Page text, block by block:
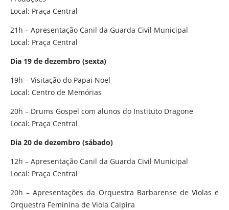
Local: Praça Central
21h – Apresentação Canil da Guarda Civil Municipal
Local: Praça Central
Dia 19 de dezembro (sexta)
19h – Visitação do Papai Noel
Local: Centro de Memórias
20h – Drums Gospel com alunos do Instituto Dragone
Local: Praça Central
Dia 20 de dezembro (sábado)
12h – Apresentação Canil da Guarda Civil Municipal​
Local: Praça Central
20h – Apresentações da Orquestra Barbarense de Violas e
Orquestra Feminina de Viola Caipira